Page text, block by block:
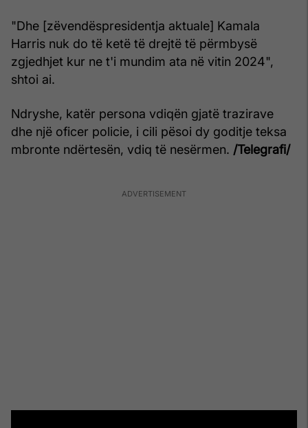
"Dhe [zëvendëspresidentja aktuale] Kamala
Harris nuk do të ketë të drejtë të përmbysë
zgjedhjet kur ne t'i mundim ata në vitin 2024",
shtoi ai.
Ndryshe, katër persona vdiqën gjatë trazirave
dhe një oficer policie, i cili pësoi dy goditje teksa
mbronte ndërtesën, vdiq të nesërmen. /Telegrafi/